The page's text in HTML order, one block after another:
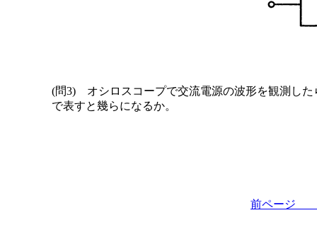
(問3) オシロスコープで交流電源の波形を観測した
で表すと幾らになるか。
前ペー